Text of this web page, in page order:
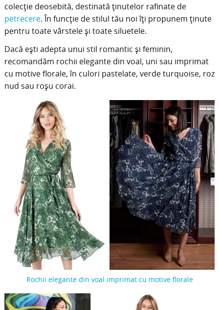
colecție deosebită, destinată ținutelor rafinate de
petrecere. În funcție de stilul tău noi îți propunem ținute
pentru toate vârstele și toate siluetele.
Dacă ești adepta unui stil romantic și feminin,
recomandăm rochii elegante din voal, uni sau imprimat
cu motive florale, în culori pastelate, verde turquoise, roz
nud sau roșu corai.
Rochii elegante din voal imprimat cu motive florale